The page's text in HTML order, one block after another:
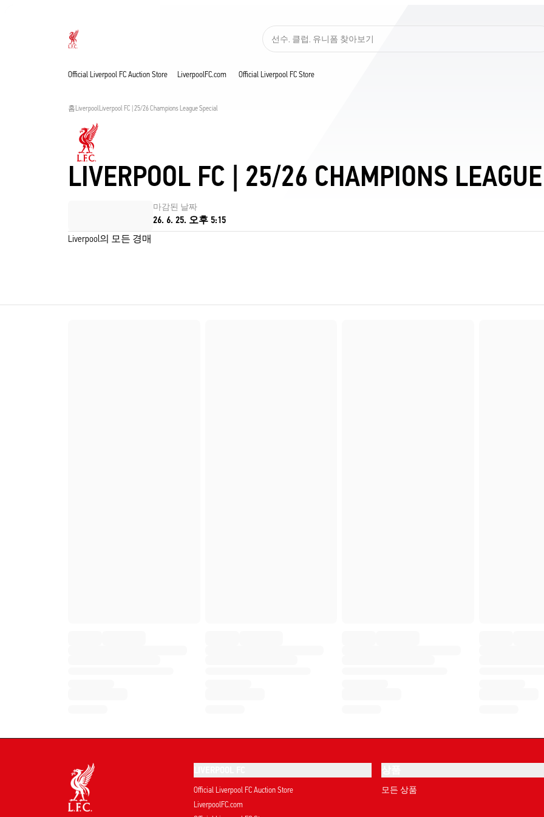
선수, 클럽, 유니폼 찾아보기
Official Liverpool FC Auction Store LiverpoolFC.com Official Liverpool FC Store
홈LiverpoolLiverpool FC | 25/26 Champions League Special
LIVERPOOL FC | 25/26 CHAMPIONS
마감된 날짜
26. 6. 25. 오후 5:15
Liverpool의 모든 경매
Official Liverpool FC Auction Store
LiverpoolFC.com
모든 상품